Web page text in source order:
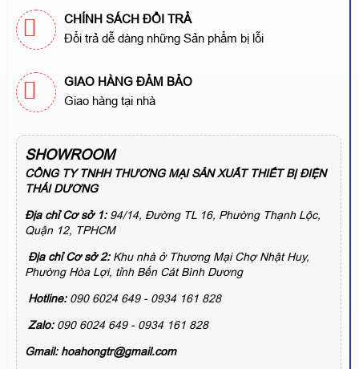
CHÍNH SÁCH ĐỔI TRẢ
Đổi trả dễ dàng những Sản phẩm bị lỗi
GIAO HÀNG ĐẢM BẢO
Giao hàng tại nhà
SHOWROOM
CÔNG TY TNHH THƯƠNG MẠI SẢN XUẤT THIẾT BỊ ĐIỆN
THÁI DƯƠNG
Địa chỉ Cơ sở 1: 94/14, Đường TL 16, Phường Thạnh Lộc,
Quận 12, TPHCM
Địa chỉ Cơ sở 2: Khu nhà ở Thương Mại Chợ Nhật Huy,
Phường Hòa Lợi, tỉnh Bến Cát Bình Dương
Hotline: 090 6024 649 - 0934 161 828
Zalo: 090 6024 649 - 0934 161 828
Gmail: hoahongtr@gmail.com